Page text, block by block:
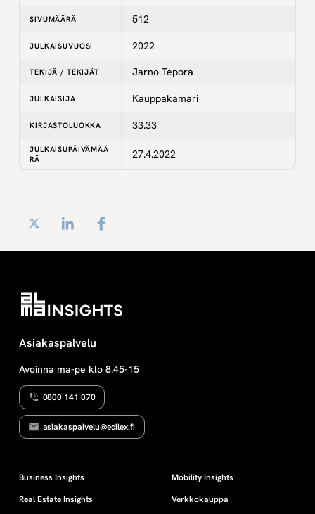
SIVUMÄÄRÄ 512
JULKAISUVUOSI 2022
TEKIJÄ / TEKIJÄT Jarno Tepora
JULKAISIJA Kauppakamari
KIRJASTOLUOKKA 33.33
JULKAISUPÄIVÄMÄÄ
RÄ
27.4.2022
Twitter LinkedIn
Asiakaspalvelu
Avoinna ma-pe klo 8.45-15
0800 141 070
asiakaspalvelu@edilex.fi
Business Insights
Real Estate Insights
Mobility Insights
Verkkokauppa